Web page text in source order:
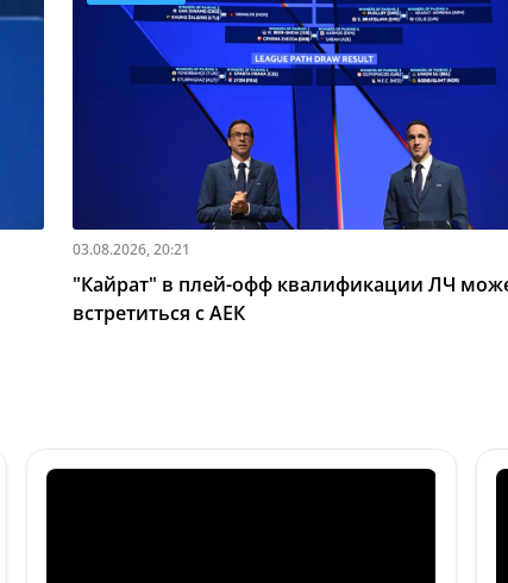
03.08.2026, 20:21
"Кайрат" в плей-офф квалификации ЛЧ
встретиться с АЕК